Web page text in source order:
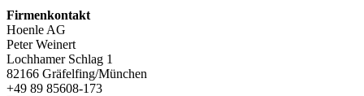
Firmenkontakt
Hoenle AG
Peter Weinert
Lochhamer Schlag 1
82166 Gräfelfing/München
+49 89 85608-173